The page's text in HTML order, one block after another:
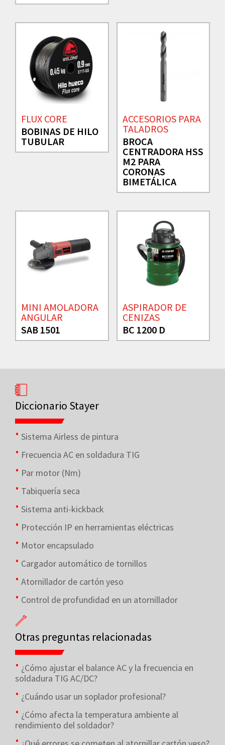
FLUX CORE
BOBINAS DE HILO
TUBULAR
ACCESORIOS PARA
TALADROS
BROCA
CENTRADORA HSS
M2 PARA
CORONAS
BIMETÁLICA
MINI AMOLADORA
ANGULAR
SAB 1501
ASPIRADOR DE
CENIZAS
BC 1200 D
Diccionario Stayer
Sistema Airless de pintura
Frecuencia AC en soldadura TIG
Par motor (Nm)
Tabiquería seca
Sistema anti-kickback
Protección IP en herramientas eléctricas
Motor encapsulado
Cargador automático de tornillos
Atornillador de cartón yeso
Control de profundidad en un atornillador
Otras preguntas relacionadas
¿Cómo ajustar el balance AC y la frecuencia en
soldadura TIG AC/DC?
¿Cuándo usar un soplador profesional?
¿Cómo afecta la temperatura ambiente al
rendimiento del soldador?